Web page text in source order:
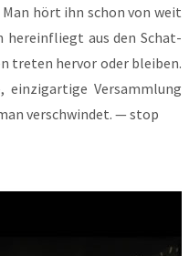
hört ihn schon von weit
her­ein­fliegt aus den Schat­
tre­ten her­vor oder blei­ben.
ein­zig­ar­ti­ge Ver­samm­lung
ver­schwin­det. — stop